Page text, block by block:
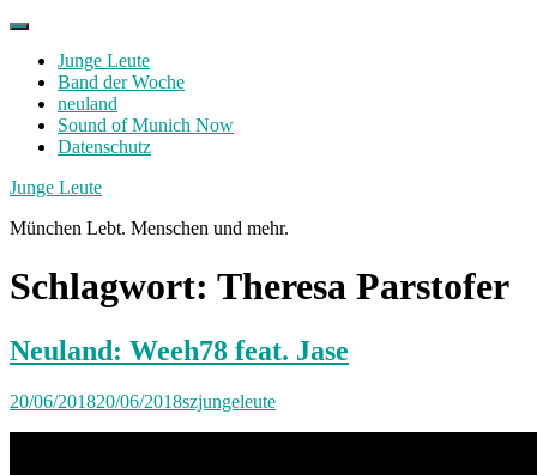
Skip
contentJunge Leute
Band der Woche
neuland
Sound of Munich Now
Datenschutz
Facebook
Twitter
Instagram
Junge Leute
München Lebt. Menschen und mehr.
Schlagwort: Theresa Parstofer
Neuland: Weeh78 feat. Jase
20/06/201820/06/2018szjungeleute